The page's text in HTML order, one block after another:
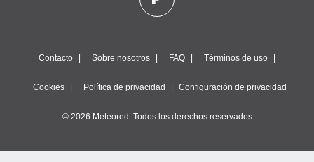
Contacto Sobre nosotros FAQ Términos de uso
Cookies Política de privacidad Configuración de privacidad
© 2026 Meteored. Todos los derechos reservados